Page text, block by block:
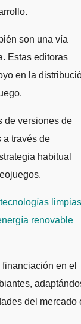
son una vía
Estas editoras
en la
de versiones de
a través de
habitual
limpias
renovable
en el
del mercado